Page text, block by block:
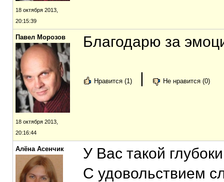
18 октября 2013,
20:15:39
Павел Морозов
18 октября 2013,
20:16:44
Благодарю за
Нравится (1) | Не нравится (0)
Алёна Асенчик
У Вас такой
С удовольствием